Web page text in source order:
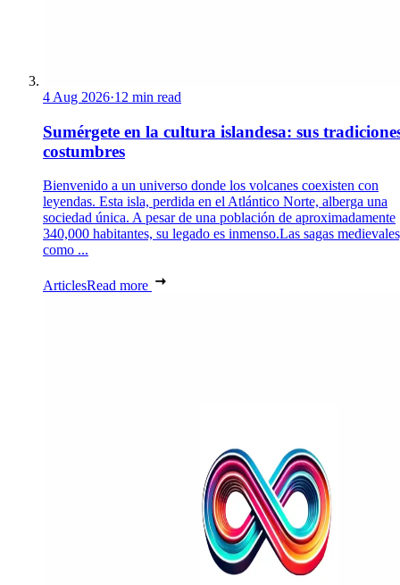
4 Aug 2026·12 min read
Sumérgete en la cultura islandesa: sus
costumbres
Bienvenido a un universo donde los volcanes coexisten con
leyendas. Esta isla, perdida en el Atlántico Norte, alberga una
sociedad única. A pesar de una población de aproximadamente
340,000 habitantes, su legado es inmenso.Las sagas
como ...
ArticlesRead more